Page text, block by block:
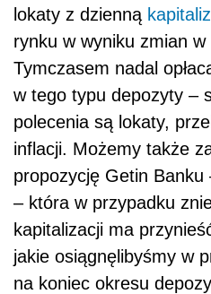
lokaty z dzienną
rynku w wyniku zmian
Tymczasem nadal
w tego typu depozyty –
polecenia są lokaty,
inflacji. Możemy także
propozycję Getin
– która w przypadku
kapitalizacji ma
jakie osiągnęlibyśmy w
na koniec okresu